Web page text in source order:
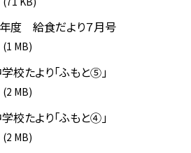
度 給食だより７月号
(1 MB)
校たより「ふもと⑤」
(2 MB)
校たより「ふもと④」
(2 MB)